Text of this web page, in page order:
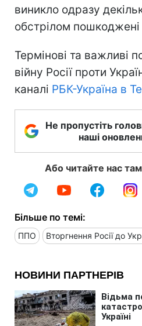
виникло одразу
обстрілом
Термінові та важливі
війну Росії проти
каналі РБК-Україна в
Не пропустіть
наші
Або читайте нас
Більше по темі:
ППО Вторгнення Росії до